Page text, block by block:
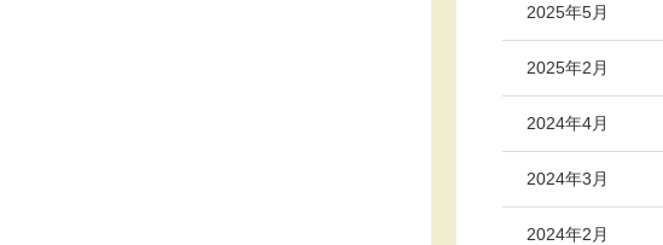
2025年5月
2025年2月
2024年4月
2024年3月
2024年2月